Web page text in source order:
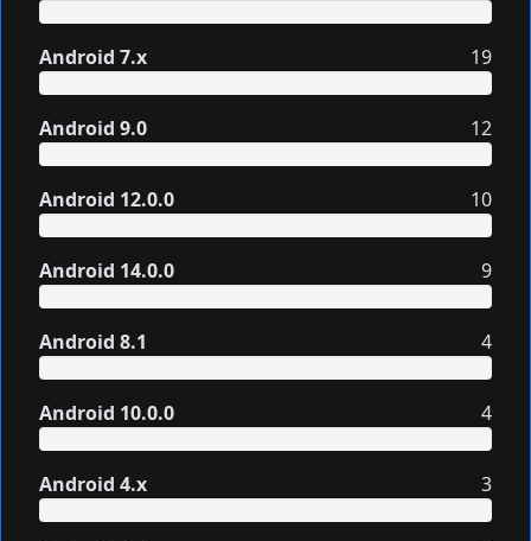
Android 7.x 19
Android 9.0 12
Android 12.0.0 10
Android 14.0.0 9
Android 8.1 4
Android 10.0.0 4
Android 4.x 3